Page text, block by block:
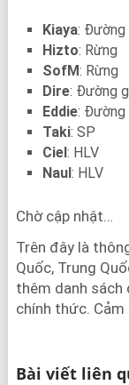
Kiaya: Đường
Hizto: Rừng
SofM: Rừng
Dire: Đường
Eddie: Đường
Taki: SP
Ciel : HLV
Naul : HLV
Chờ cập nhật…
Trên đây là
Quốc, Trung
thêm danh sách
chính thức. Cảm
Bài viết liên